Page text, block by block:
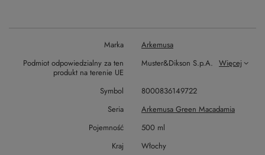
Marka
Arkemusa
Podmiot odpowiedzialny za ten
produkt na terenie UE
Muster&Dikson S.p.A. Więcej
Symbol
8000836149722
Seria
Arkemusa Green Macadamia
Pojemność
500 ml
Kraj
Włochy